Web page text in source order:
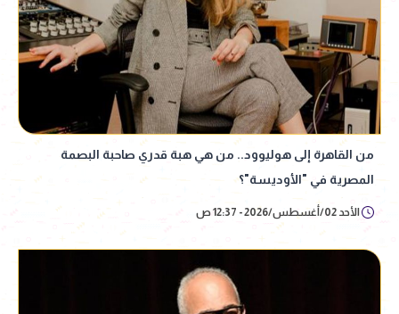
من القاهرة إلى هوليوود.. من هي هبة قدري صاحبة البصمة
المصرية في "الأوديسة"؟
الأحد 02/أغسطس/2026 - 12:37 ص